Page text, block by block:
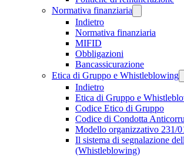
Normativa finanziaria
Indietro
Normativa finanziaria
MIFID
Obbligazioni
Bancassicurazione
Etica di Gruppo e Whistleblowing
Indietro
Etica di Gruppo e
Codice Etico di Gruppo
Codice di Condotta
Modello organizzativo 231/
Il sistema di segnalazione
(Whistleblowing)